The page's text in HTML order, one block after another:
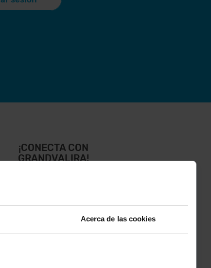
Acerca de las cookies
¡CONECTA CON
GRANDVALIRA!